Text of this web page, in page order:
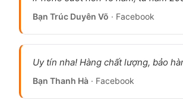
Bạn Trúc Duyên Võ · Facebook
Uy tín nha! Hàng chất lượng, bảo
Bạn Thanh Hà · Facebook